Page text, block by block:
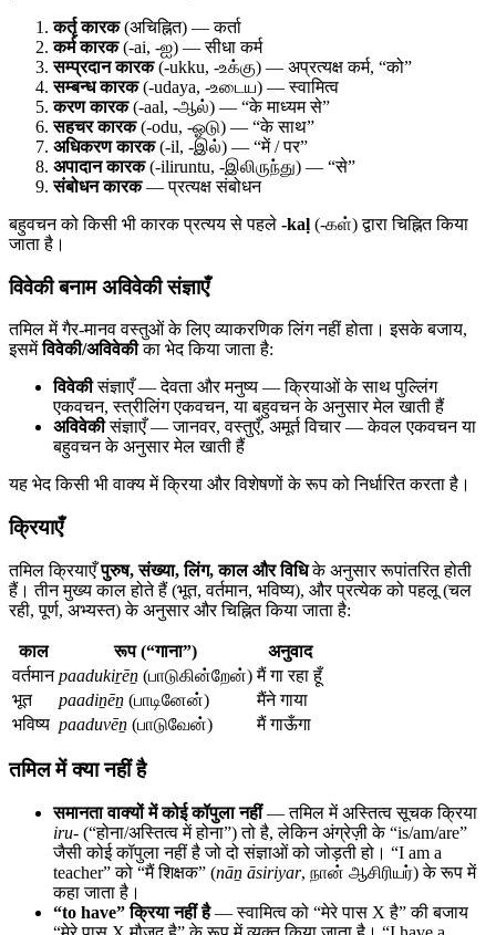
कर्तृ कारक(अचिह्नित) — कर्ता
कर्म कारक(-ai, -ஐ) — सीधा कर्म
सम्प्रदान कारक(-ukku, -உக்கு) — अप्रत्यक्ष कर्म, “को”
सम्बन्ध कारक(-udaya, -உடைய) — स्वामित्व
करण कारक(-aal, -ஆல்) — “के माध्यम से”
सहचर कारक(-odu, -ஓடு) — “के साथ”
अधिकरण कारक(-il, -இல்) — “में / पर”
अपादान कारक(-iliruntu, -இலிருந்து) — “से”
संबोधन कारक— प्रत्यक्ष संबोधन
बहुवचन को किसी भी कारक प्रत्यय से पहले -kaḷ (-கள்) द्वारा चिह्नित किया
जाता है।
विवेकी बनाम अविवेकी संज्ञाएँ
तमिल में गैर-मानव वस्तुओं के लिए व्याकरणिक लिंग नहीं होता। इसके बजाय,
इसमेंविवेकी/अविवेकीका भेद किया जाता है:
विवेकीसंज्ञाएँ — देवता और मनुष्य — क्रियाओं के साथ पुल्लिंग
एकवचन, स्त्रीलिंग एकवचन, या बहुवचन के अनुसार मेल खाती हैं
अविवेकीसंज्ञाएँ — जानवर, वस्तुएँ, अमूर्त विचार — केवल एकवचन या
बहुवचन के अनुसार मेल खाती हैं
यह भेद किसी भी वाक्य में क्रिया और विशेषणों के रूप को निर्धारित करता है।
क्रियाएँ
तमिल क्रियाएँपुरुष, संख्या, लिंग, काल और विधिके अनुसार रूपांतरित होती
हैं। तीन मुख्य काल होते हैं (भूत, वर्तमान, भविष्य), और प्रत्येक को पहलू (चल
रही, पूर्ण, अभ्यस्त) के अनुसार और चिह्नित किया जाता है:
काल रूप (“गाना”)
अनुवाद
वर्तमान paadukiṟēṉ (பாடுகின்றேன்) मैं गा रहा हूँ
भूत
paadiṉēṉ (பாடினேன்)
मैंने गाया
भविष्य paaduvēṉ (பாடுவேன்) मैं गाऊँगा
तमिल में क्या नहीं है
समानता वाक्यों में कोई कॉपुला नहीं— तमिल में अस्तित्व सूचक क्रिया
iru- (“होना/अस्तित्व में होना”) तो है, लेकिन अंग्रेज़ी के “is/am/are”
जैसी कोई कॉपुला नहीं है जो दो संज्ञाओं को जोड़ती हो। “I am a
teacher” को “मैं शिक्षक” (nāṉ āsiriyar, நான் ஆசிரியர்) के रूप में
कहा जाता है।
“to have” क्रिया नहीं है— स्वामित्व को “मेरे पास X है” की बजाय